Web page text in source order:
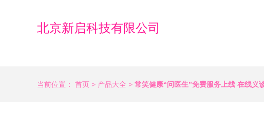
北京新启科技有限公司
当前位置： 首页 > 产品大全 > 常笑健康“问医生”免费服务上线 在线义